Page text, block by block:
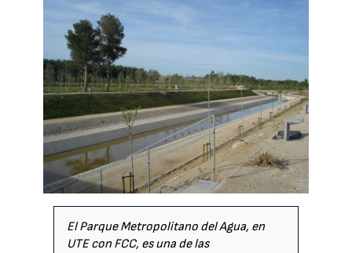
El Parque Metropolitano del Agua, en
UTE con FCC, es una de las